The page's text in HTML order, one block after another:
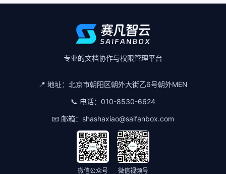
专业的文档协作与权限管理平台
📍 地址： 北京市朝阳区朝外大街乙6号朝外MEN
📞 电话： 010-8530-6624
📧 邮箱： shashaxiao@saifanbox.com
微信公众号 微信视频号